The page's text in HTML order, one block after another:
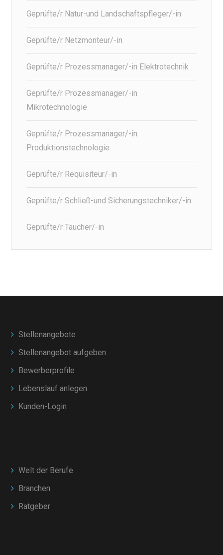
Geprüfte/r Natur-und Landschaftspfleger/-in
Geprüfte/r Netzmonteur/-in
Geprüfte/r Prozessmanager/-in Elektrotechnik
Geprüfte/r Prozessmanager/-in
Mikrotechnologie
Geprüfte/r Prozessmanager/-in
Produktionstechnologie
Geprüfte/r Requisiteur/-in
Geprüfte/r Schließ-und Sicherungstechniker/-in
Geprüfte/r Taucher/-in
Stellenangebote
Stellenangebot aufgeben
Bewerberprofile
Lebenslauf anlegen
Kunden-Login
Welt der Berufe
Branchen
Ratgeber